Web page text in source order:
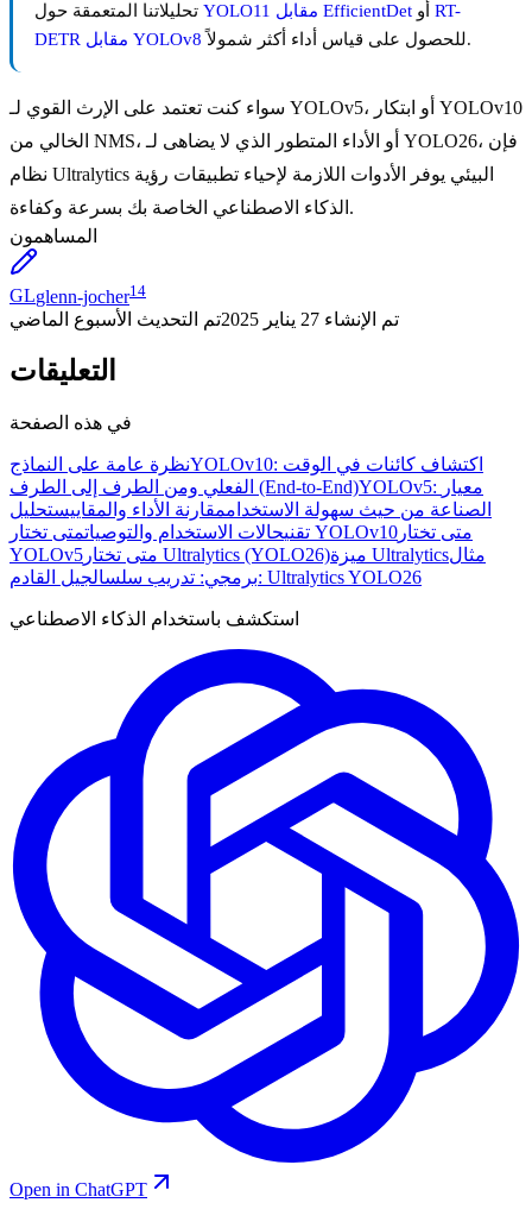
YOLO11 مقابل EfficientDet
RT-
DETR مقابل YOLOv8
للحصول على قياس أداء أكثر شمولاً.
سواء كنت تعتمد على الإرث القوي لـ YOLOv5، أو ابتكار YOLOv10
الخالي من NMS، أو الأداء المتطور الذي لا يضاهى لـ YOLO26، فإن
نظام Ultralytics البيئي يوفر الأدوات اللازمة لإحياء تطبيقات رؤية
الذكاء الاصطناعي الخاصة بك بسرعة وكفاءة.
المساهمون
GLglenn-jocher14
تم الإنشاء 27 يناير 2025 تم التحديث الأسبوع الماضي
التعليقات
في هذه الصفحة
نظرة عامة على النماذجYOLOv10: اكتشاف كائنات في الوقت
الفعلي ومن الطرف إلى الطرف (End-to-End)YOLOv5: معيار
الصناعة من حيث سهولة الاستخداممقارنة الأداء والمقاييستحليل
تقنيحالات الاستخدام والتوصيات متى تختار YOLOv10 متى تختار
YOLOv5
متى تختار Ultralytics (YOLO26) ميزة Ultralyticsمثال
برمجي: تدريب سلسالجيل القادم: Ultralytics YOLO26
استكشف باستخدام الذكاء الاصطناعي
Open in ChatGPT